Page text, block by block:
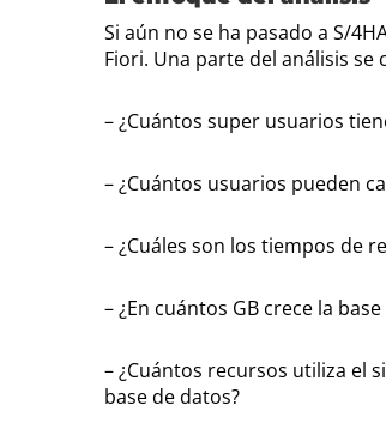
Si aún no se ha pasado a S/
Fiori. Una parte del análisis se
– ¿Cuántos super usuarios
– ¿Cuántos usuarios pueden
– ¿Cuáles son los tiempos de
– ¿En cuántos GB crece la
– ¿Cuántos recursos utiliza el
base de datos?